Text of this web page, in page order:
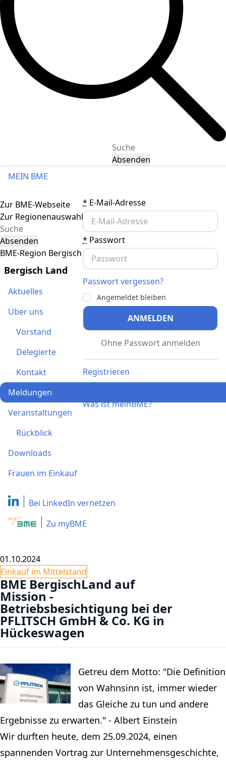
Absenden
MEIN BME
* E-Mail-Adresse
* Passwort
Passwort vergessen?
Angemeldet bleiben
ANMELDEN
Ohne Passwort anmelden
Registrieren
Was ist meinBME?
Toggle navigation
Zur BME-Webseite
Zur Regionenauswahl
Absenden
BME-Region Bergisch Land
Bergisch Land
Aktuelles
Über uns
Vorstand
Delegierte
Kontakt
Meldungen
Veranstaltungen
Rückblick
Downloads
Frauen im Einkauf
Bei LinkedIn vernetzen
Zu myBME
01.10.2024
Einkauf im Mittelstand
BME BergischLand auf
Mission -
Betriebsbesichtigung bei der
PFLITSCH GmbH & Co. KG in
Hückeswagen
Getreu dem Motto: "Die Definition
von Wahnsinn ist, immer wieder
das Gleiche zu tun und andere
Ergebnisse zu erwarten." - Albert Einstein
Wir durften heute, dem 25.09.2024, einen
spannenden Vortrag zur Unternehmensgeschichte,